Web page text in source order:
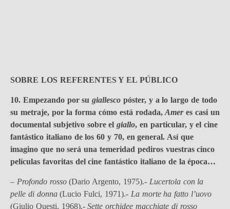
SOBRE LOS REFERENTES Y EL PÚBLICO
10. Empezando por sugiallesco póster, y a lo largo de todo
su metraje, por la forma cómo está rodada,Ameres casi un
documental subjetivo sobre elgiallo, en particular, y el cine
fantástico italiano de los 60 y 70, en general. Así que
imagino que no será una temeridad pediros vuestras cinco
películas favoritas del cine fantástico italiano de la época…
– Profondo rosso(Dario Argento, 1975).- Lucertola con la
pelle di donna(Lucio Fulci, 1971).- La morte ha fatto l’uovo
(Giulio Questi, 1968).-Sette orchidee macchiate di rosso